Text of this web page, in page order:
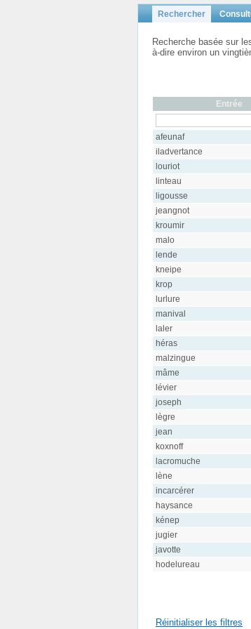
Rechercher
Recherche basée sur
à-dire environ un
Entrée
afeunaf
iladvertance
louriot
linteau
ligousse
jeangnot
kroumir
malo
lende
kneipe
krop
lurlure
manival
laler
héras
malzingue
mâme
lévier
joseph
lègre
jean
koxnoff
lacromuche
lène
incarcérer
haysance
kénep
jugier
javotte
hodelureau
Réinitialiser les filtres